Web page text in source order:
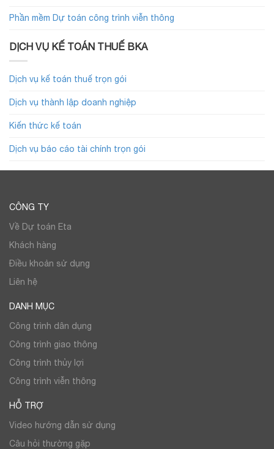
Phần mềm Dự toán công trình viễn thông
DỊCH VỤ KẾ TOÁN THUẾ BKA
Dịch vụ kế toán thuế trọn gói
Dịch vụ thành lập doanh nghiệp
Kiến thức kế toán
Dịch vụ báo cáo tài chính trọn gói
CÔNG TY
Về Dự toán Eta
Khách hàng
Điều khoản sử dụng
Liên hệ
DANH MỤC
Công trình dân dụng
Công trình giao thông
Công trình thủy lợi
Công trình viễn thông
HỖ TRỢ
Video hướng dẫn sử dụng
Câu hỏi thường gặp